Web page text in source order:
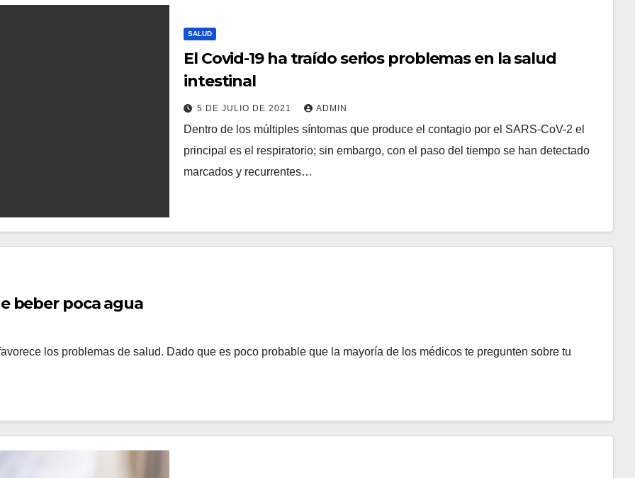
SALUD
El Covid-19 ha traído serios problemas en la salud
intestinal
5 DE JULIO DE 2021 ADMIN
Dentro de los múltiples síntomas que produce el contagio por el SARS-CoV-2 el
principal es el respiratorio; sin embargo, con el paso del tiempo se han detectado
marcados y recurrentes…
beber poca agua
los problemas de salud. Dado que es poco probable que la mayoría de los médicos te pregunten sobre tu